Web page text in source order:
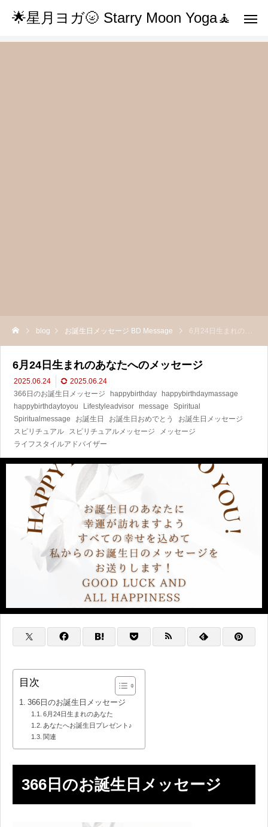
🌟星月ヨガ🌝 Starry Moon Yoga🧘
blog お誕生日メッセージ BD Message 6月24日生まれのあなたへのメッセージ
6月24日生まれのあなたへのメッセージ
2025.06.24
2025.06.24
366日のお誕生日メッセージ
happybirthday
happybirthdaymassage
happybirthdaytoyou
Lifestyleadvisor message
Spiritual
Spiritualmessage
お誕生日 お誕生日おめでとう
お誕生日メッセージ
スピリチュアル
スピリチュアルメッセージ
メッセージ
ライフスタイルアドバイザー
目次
366日のお誕生日メッセージ
6月24日生まれのあなた
あなたへお誕生日プレゼント♪
関連
366日のお誕生日メッセージ